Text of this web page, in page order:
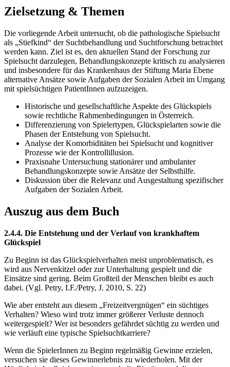
Zielsetzung & Themen
Die vorliegende Arbeit untersucht, ob die pathologische Spielsucht
als „Stiefkind“ der Suchtbehandlung und Suchtforschung betrachtet
werden kann. Ziel ist es, den aktuellen Stand der Forschung zur
Spielsucht darzulegen, Behandlungskonzepte kritisch zu analysieren
und insbesondere für das Krankenhaus der Stiftung Maria Ebene
alternative Ansätze sowie Aufgaben der Sozialen Arbeit im Umgang
mit spielsüchtigen PatientInnen aufzuzeigen.
Historische und gesellschaftliche Aspekte des Glückspiels
sowie rechtliche Rahmenbedingungen in Österreich.
Differenzierung von Spielertypen, Glückspielarten sowie die
Phasen der Entstehung von Spielsucht.
Analyse der Komorbiditäten bei Spielsucht und kognitiver
Prozesse wie der Kontrollillusion.
Praxisnahe Untersuchung stationärer und ambulanter
Behandlungskonzepte sowie Ansätze der Selbsthilfe.
Diskussion über die Relevanz und Ausgestaltung spezifischer
Aufgaben der Sozialen Arbeit.
Auszug aus dem Buch
2.4.4. Die Entstehung und der Verlauf von krankhaftem
Glückspiel
Zu Beginn ist das Glückspielverhalten meist unproblematisch, es
wird aus Nervenkitzel oder zur Unterhaltung gespielt und die
Einsätze sind gering. Beim Großteil der Menschen bleibt es auch
dabei. (Vgl. Petry, I.F./Petry, J. 2010, S. 22)
Wie aber entsteht aus diesem „Freizeitvergnügen“ ein süchtiges
Verhalten? Wieso wird trotz immer größerer Verluste dennoch
weitergespielt? Wer ist besonders gefährdet süchtig zu werden und
wie verläuft eine typische Spielsuchtkarriere?
Wenn die SpielerInnen zu Beginn regelmäßig Gewinne erzielen,
versuchen sie dieses Gewinnerlebnis zu wiederholen. Mit der